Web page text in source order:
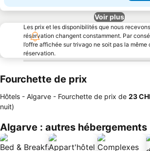
Voir plus
Les prix et les disponibilités que nous
réservation changent constamment. Par
l’offre affichée sur trivago ne soit pas la
réservation.
Fourchette de prix
Hôtels - Algarve - Fourchette de prix de ‎23
nuit)
Algarve : autres hébergements